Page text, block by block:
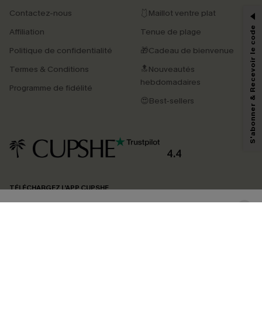
Contactez-nous
Affiliation
Politique de confidentialité
Termes & Conditions
Programme de fidélité
🩱Maillot ventre plat
Tenue de plage
🎁Cadeau de bienvenue
🔝Nouveautés
hebdomadaires
😍Best-sellers
4.4
TÉLÉCHARGEZ L’APP CUPSHE
-15% dès 2 Achetés par E-mail
*Un code par commande, valable une seule fois.
En soumettant votre adresse e-mail, vous acceptez de recevoir des e-mails
marketing (y compris du contenu généré par l'IA) de Cupshe et
reconnaissez avoir pris connaissance de nos
pouvons utiliser les données collectées sur notre site ainsi que des
produits susceptibles de vous intéresser, conformément à notre
Politique de
confidentialité
. Vous pouvez vous désabonner à tout moment.
S'abonner & Recevoir le code